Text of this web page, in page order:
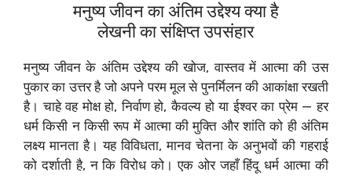
मनुष्य जीवन का अंतिम उद्देश्य क्या है
लेखनी का संक्षिप्त उपसंहार
मनुष्य जीवन के अंतिम उद्देश्य की खोज, वास्तव में आत्मा की उस
पुकार का उत्तर है जो अपने परम मूल से पुनर्मिलन की आकांक्षा रखती
है। चाहे वह मोक्ष हो, निर्वाण हो, कैवल्य हो या ईश्वर का प्रेम — हर
धर्म किसी न किसी रूप में आत्मा की मुक्ति और शांति को ही अंतिम
लक्ष्य मानता है। यह विविधता, मानव चेतना के अनुभवों की गहराई
को दर्शाती है, न कि विरोध को। एक ओर जहाँ हिंदू धर्म आत्मा की